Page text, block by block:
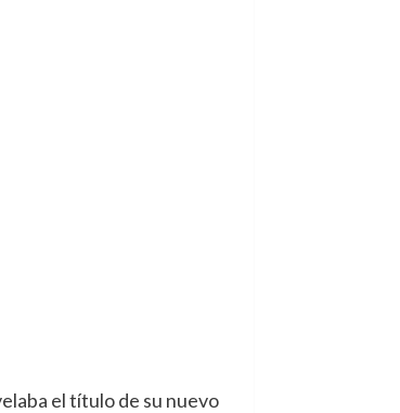
el título de su nuevo